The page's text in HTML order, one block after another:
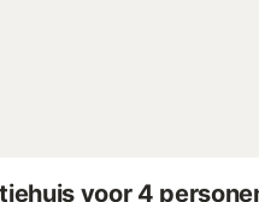
voor 4